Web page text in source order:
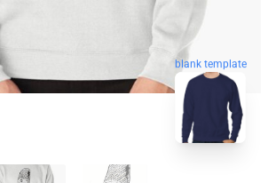
blank template